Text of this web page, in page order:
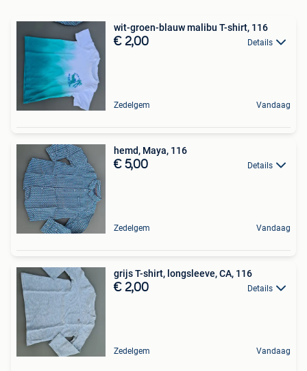
wit-groen-blauw malibu T-shirt, 116
€ 2,00 Details
Zedelgem Vandaag
hemd, Maya, 116
€ 5,00 Details
Zedelgem Vandaag
grijs T-shirt, longsleeve, CA, 116
€ 2,00 Details
Zedelgem Vandaag